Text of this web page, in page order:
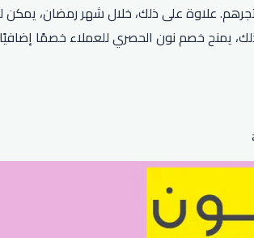
علاوة على ذلك، خلال شهر رمضان،